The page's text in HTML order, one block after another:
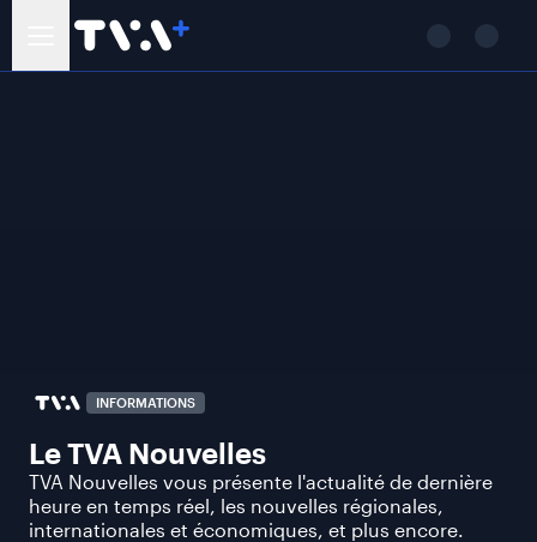
INFORMATIONS
Le TVA Nouvelles
TVA Nouvelles vous présente l'actualité de dernière
heure en temps réel, les nouvelles régionales,
internationales et économiques, et plus encore.